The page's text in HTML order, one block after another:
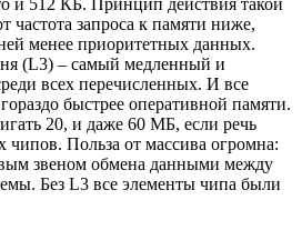
частота запроса к памяти ниже,
менее приоритетных данных.
(L3) – самый медленный и
всех перечисленных. И все
быстрее оперативной памяти.
20, и даже 60 МБ, если речь
чипов. Польза от массива огромна:
звеном обмена данными между
Без L3 все элементы чипа были